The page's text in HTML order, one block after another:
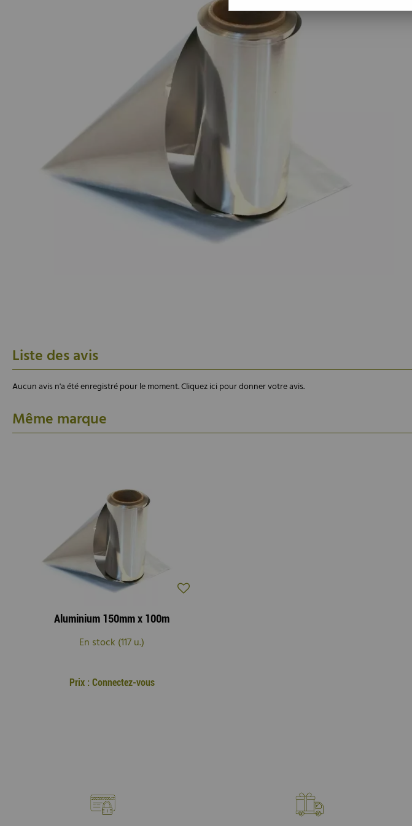
Liste des avis
Aucun avis n'a été enregistré pour le moment.Cliquez ici pour donner votre avis.
Même marque
Aluminium 150mm x 100m
En stock (117 u.)
Prix : Connectez-vous